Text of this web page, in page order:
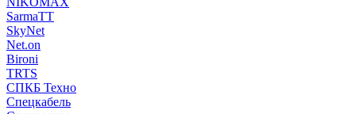
SarmaTT
SkyNet
Net.on
Bironi
TRTS
СПКБ Техно
Спецкабель